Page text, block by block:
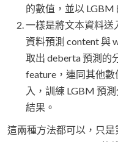
的數值，並以 LGBM
一樣是將文本資料送
資料預測 content 與
取出 deberta 預測的
feature，連同其他數
入，訓練 LGBM 預
結果。
這兩種方法都可以，只